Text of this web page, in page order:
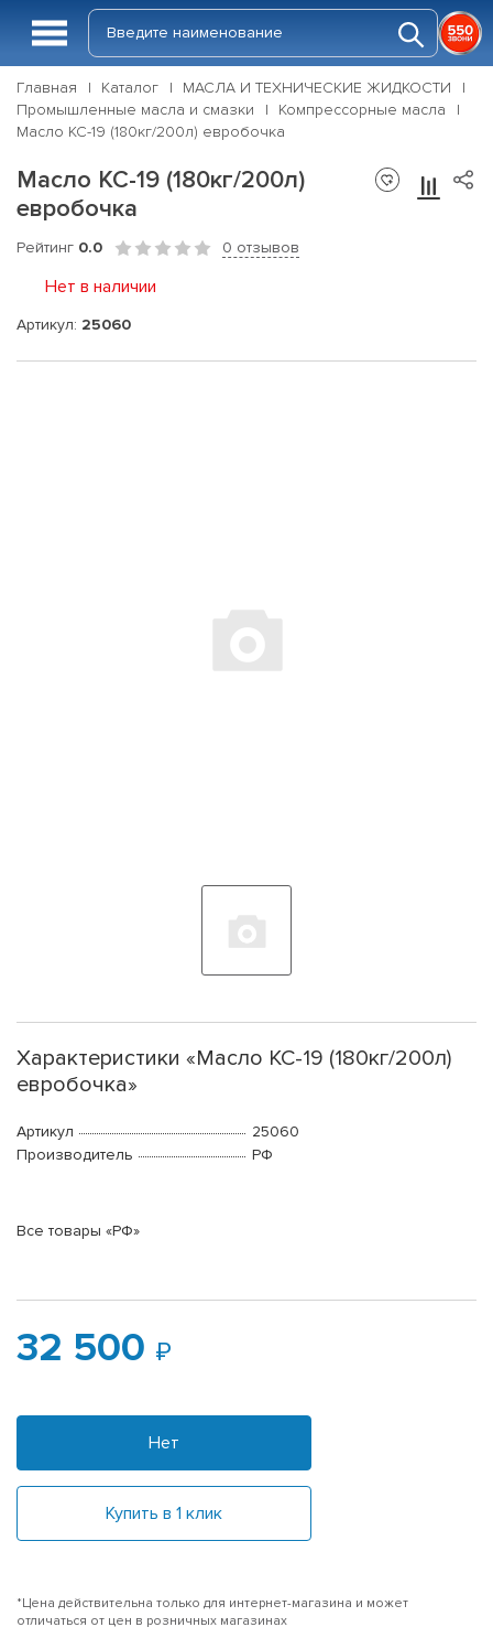
Главная Каталог
МАСЛА И ТЕХНИЧЕСКИЕ ЖИДКОСТИ
Промышленные масла и смазки
Компрессорные масла
Масло КС-19 (180кг/200л) евробочка
Масло КС-19 (180кг/200л)
евробочка
Рейтинг 0.0 0 отзывов
Нет в наличии
Артикул: 25060
Характеристики «Масло КС-19 (180кг/200л)
евробочка»
Артикул
25060
Производитель
РФ
Все товары «РФ»
32 500
Нет
Купить в 1 клик
*Цена действительна только для интернет-магазина и может
отличаться от цен в розничных магазинах